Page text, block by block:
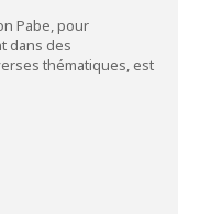
Pabe, pour
dans des
thématiques, est